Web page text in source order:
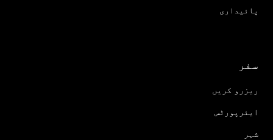
پائیداری
سفر
ریزرو کریں
ایئرپورٹس
شہر